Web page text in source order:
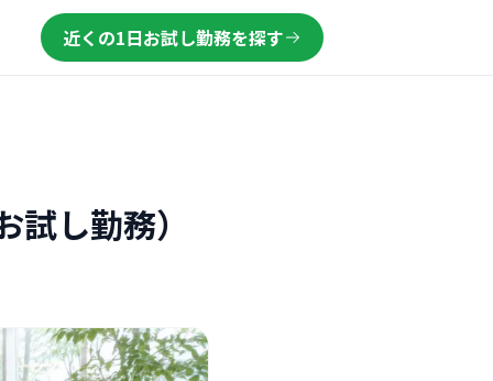
近くの1日お試し勤務を探す
し勤務）